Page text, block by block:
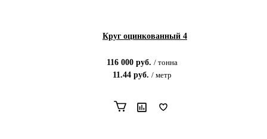
Круг оцинкованный 4
116 000руб. / тонна
11.44руб. / метр